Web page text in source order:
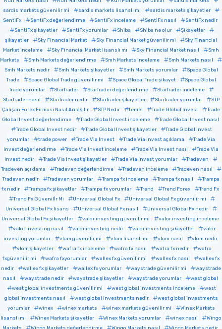
sardis markets güvenilir mi
sardis markets lisanslı mı
sardis markets şikayetler
SentiFx
SentiFx değerlendirme SentiFx inceleme SentiFx nasıl
SentiFx nedir
SentiFx şikayetler
SentiFx yorumlar Shiba Shiba ne olur
Şikayetler
şikayetler
Sky Financial Market Sky Financial Market güvenilir mi
Sky Financial
Market inceleme
Sky Financial Market lisanslı mı Sky Financial Market nasıl
Smh
Markets
Smh Markets değerlendirme Smh Markets inceleme
Smh Markets nasıl
Smh Markets nedir
Smh Markets şikayetler Smh Markets yorumlar
Space Global
Trade
Space Global Trade güvenilir mi Space Global Trade şikayet
Space Global
Trade yorumlar
StarTrader StarTrader değerlendirme
StarTrader inceleme
StarTrader nasıl
StarTrader nedir StarTrader şikayetler StarTrader yorumlar
STP
Çalışan Forex Firması Nasıl Anlaşılır
STP Nedir temel Trade Global Invest
Trade
Global Invest değerlendirme
Trade Global Invest inceleme
Trade Global Invest nasıl
Trade Global Invest nedir
Trade Global Invest şikayetler
Trade Global Invest
yorumlar
trade power Trade Via Invest Trade Via Invest açıklama
Trade Via
Invest değerlendirme
Trade Via Invest inceleme Trade Via Invest nasıl
Trade Via
Invest nedir
Trade Via Invest şikayetler Trade Via Invest yorumlar
Tradeven
Tradeven açıklama
Tradeven değerlendirme Tradeven inceleme
Tradeven nasıl
Tradeven nedir
Tradeven yorumlar Trampa fx inceleme Trampa fx nasıl
Trampa
fx nedir
Trampa fx şikayetler Trampa fx yorumlar Trend Trend Forex
Trend Fx
Trend Fx Güvenilİr Mi
Universal Global Fx
Universal Global Fx güvenilir mi
Universal Global Fx lisans
Universal Global Fx nasıl
Universal Global Fx nedir
Universal Global Fx şikayetler
valor investing güvenilir mi
valor investing inceleme
valor investing nasıl
valor investing nedir valor investing şikayetler
valor
investing yorumlar
vlom güvenilir mi vlom lisanslı mı vlom nasıl
vlom nedir
vlom şikayetler
wafra fx inceleme wafra fx nasıl wafra fx nedir
wafra
fxgüvenilir mi
wafra fxyorumlar wallex fx güvenilir mi wallex fx nasıl
wallex fx
nedir
wallex fx şikayetler wallex fx yorumlar waystrade güvenilir mi
waystrade
nasıl
waystrade nedir waystrade şikayetler waystrade yorumlar
west global
west global investments güvenilir mi
west global investments inceleme
west
global investments nasıl
west global investments nedir
west global investments
yorumlar
winex winex markets winex markets güvenilir mi
Winex Markets
lisanslı mı
Winex Markets şikayetler Winex Markets yorumlar winex nasıl
Wingo